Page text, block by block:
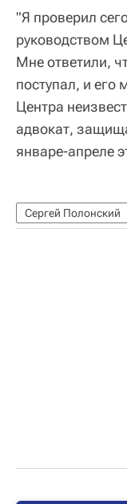
"Я проверил
руководством
Мне ответили,
поступал, и его
Центра
адвокат,
январе-апреле
Сергей Полонский